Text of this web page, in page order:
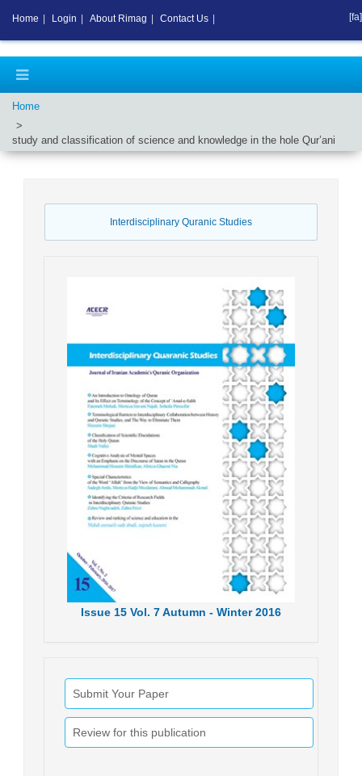
Home
study and classification of science and knowledge in the hole Qur’ani
Interdisciplinary Quranic Studies
Issue 15 Vol. 7Autumn - Winter 2016
Submit Your Paper
Review for this publication
Home Login About Rimag Contact Us [fa]